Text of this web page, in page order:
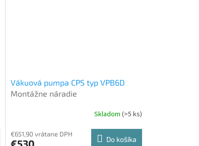
Vákuová pumpa CPS typ VPB6D
Montážne náradie
Skladom (>5 ks)
€651,90 vrátane DPH
€530 Do košíka